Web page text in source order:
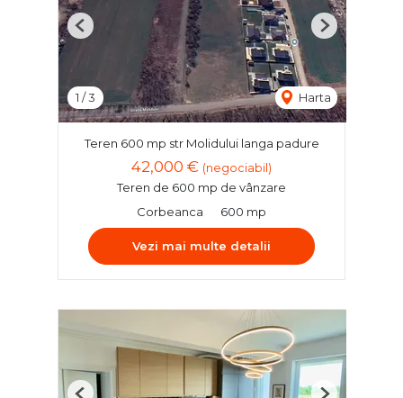
1 /3 Harta
Previous Next
Teren 600 mp str Molidului langa padure
42,000 € (negociabil)
Teren de 600 mp de vânzare
Corbeanca
600 mp
Vezi mai multe detalii